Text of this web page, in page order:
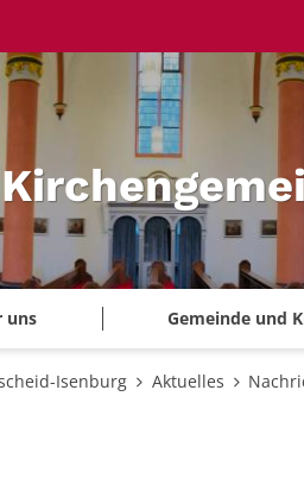
uns Gemeinde und
Isenburg Aktuelles